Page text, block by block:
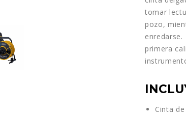
tomar
pozo,
primera
Cinta